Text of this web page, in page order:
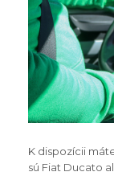
K dispozícii
sú Fiat Ducato